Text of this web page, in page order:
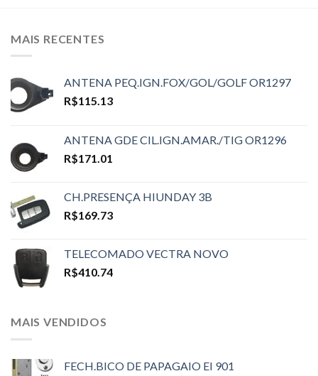
MAIS RECENTES
ANTENA PEQ.IGN.FOX/GOL/GOLF OR1297
R$115.13
ANTENA GDE CIL.IGN.AMAR./TIG OR1296
R$171.01
CH.PRESENÇA HIUNDAY 3B
R$169.73
TELECOMADO VECTRA NOVO
R$410.74
MAIS VENDIDOS
FECH.BICO DE PAPAGAIO EI 901